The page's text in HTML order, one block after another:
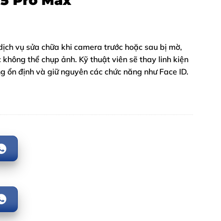
vụ sửa chữa khi camera trước hoặc sau bị mờ,
thể chụp ảnh. Kỹ thuật viên sẽ thay linh kiện
ổn định và giữ nguyên các chức năng như Face ID.